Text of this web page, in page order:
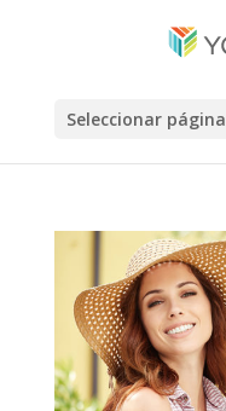
Seleccionar página